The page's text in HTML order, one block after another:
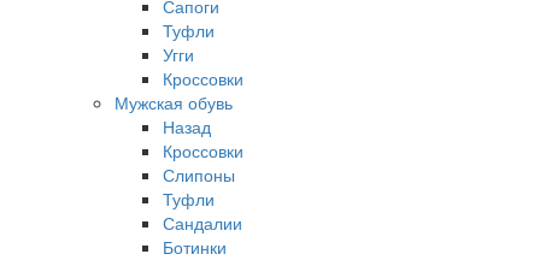
Сапоги
Туфли
Угги
Кроссовки
Мужская обувь
Назад
Кроссовки
Слипоны
Туфли
Сандалии
Ботинки